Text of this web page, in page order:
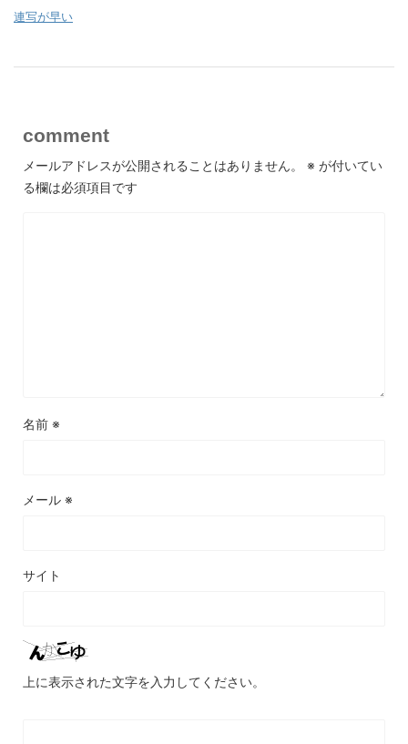
連写が早い
comment
メールアドレスが公開されることはありません。 ※ が付いてい
る欄は必須項目です
名前 ※
メール ※
サイト
上に表示された文字を入力してください。